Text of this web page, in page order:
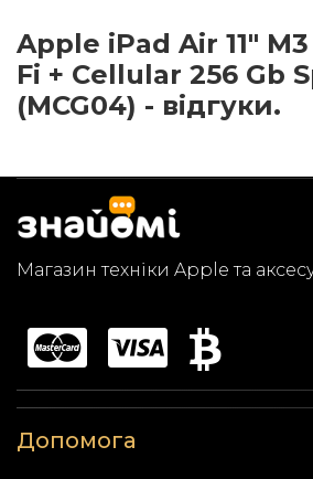
Apple iPad Air 11"
Fi + Cellular 256 Gb
(MCG04) - відгуки.
Магазин техніки Apple та
Допомога